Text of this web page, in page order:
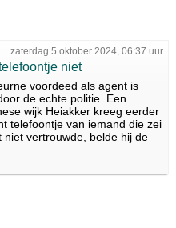
zaterdag 5 oktober 2024, 06:37 uur
niet
voordeed als agent is
de echte politie. Een
wijk Heiakker kreeg eerder
telefoontje van iemand die zei
vertrouwde, belde hij de